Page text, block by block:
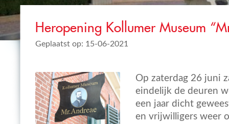
Heropening Kollumer Museum
Geplaatst op: 15-06-2021
Op zaterdag 26 juni
eindelijk de deuren
een jaar dicht
en vrijwilligers weer